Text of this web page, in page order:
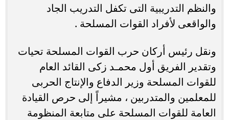
والنظم التدريبية التى تكفل التدريب الجاد
والواقعى لأفراد القوات المسلحة .
ونقل رئيس أركان حرب القوات المسلحة تحيات
وتقدير الفريق أول محمـد زكى القائد العام
للقوات المسلحة وزير الدفاع والإنتاج الحربى
للمعلمين والمتدربين ، مشيراً إلى حرص القيادة
العامة للقوات المسلحة على متابعة المنظومة